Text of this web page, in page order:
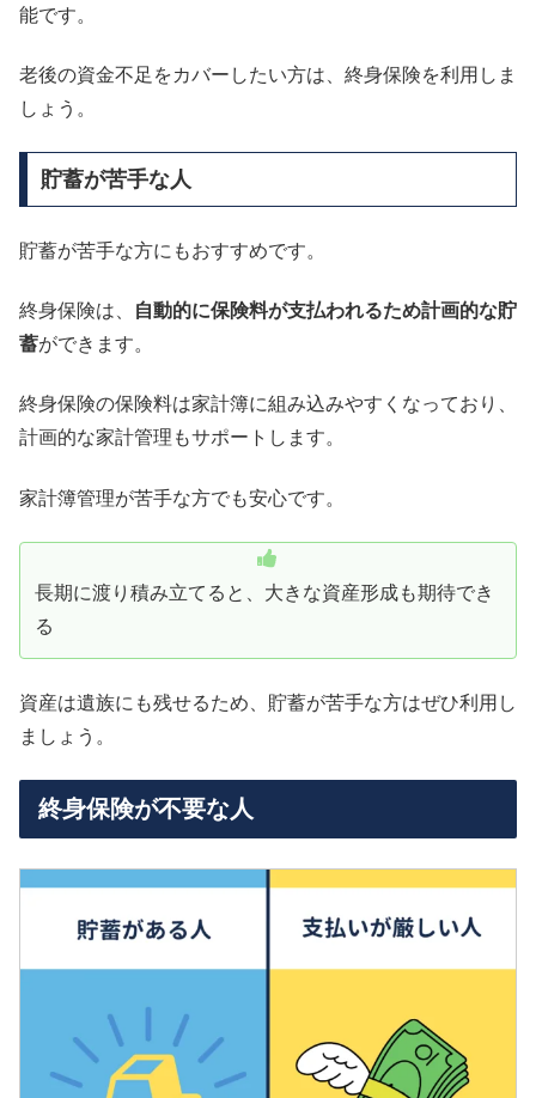
能です。
老後の資金不足をカバーしたい方は、終身保険を利用しま
しょう。
貯蓄が苦手な人
貯蓄が苦手な方にもおすすめです。
終身保険は、
自動的に保険料が支払われるため計画的な貯
蓄ができます。
終身保険の保険料は家計簿に組み込みやすくなっており、
計画的な家計管理もサポートします。
家計簿管理が苦手な方でも安心です。
長期に渡り積み立てると、大きな資産形成も期待でき
る
資産は遺族にも残せるため、貯蓄が苦手な方はぜひ利用し
ましょう。
終身保険が不要な人